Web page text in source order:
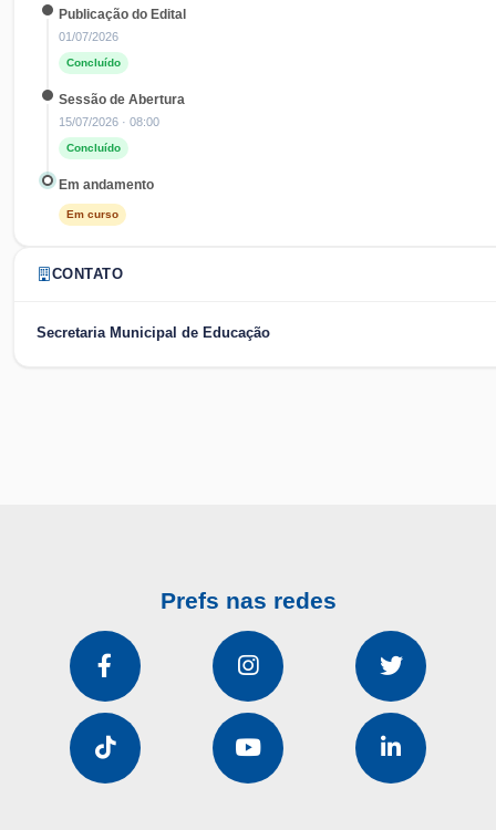
Publicação do Edital
01/07/2026
Concluído
Sessão de Abertura
15/07/2026 · 08:00
Concluído
Em andamento
Em curso
CONTATO
Secretaria Municipal de Educação
Prefs nas redes